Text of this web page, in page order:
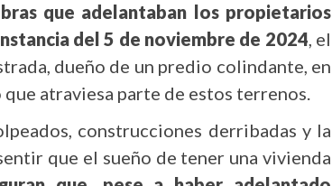
que adelantaban los propietarios
del 5 de noviembre de 2024, el
dueño de un predio colindante, en
atraviesa parte de estos terrenos.
construcciones derribadas y la
que el sueño de tener una vivienda